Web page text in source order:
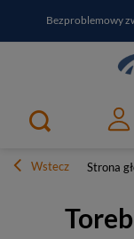
Bezproblemowy
PayPo - kup i zapłać
Wstecz Strona